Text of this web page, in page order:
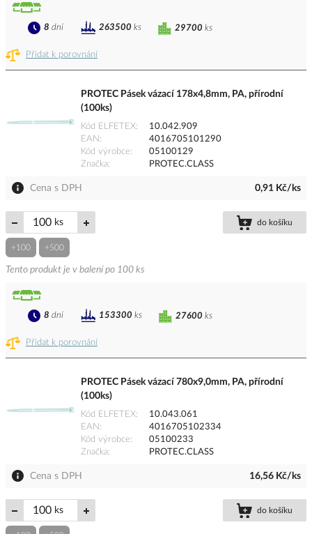
Přidat k porovnání
29700 ks
8 dní 263500 ks
PROTEC Pásek vázací 178x4,8mm, PA, přírodní
(100ks)
Kód ELFETEX
10.042.909
EAN
4016705101290
Kód výrobce
05100129
Značka
PROTEC.CLASS
Cena s DPH 0,91 Kč/ks
ks do košíku
+100 +500
Tento produkt je v balení po 100 ks
Přidat k porovnání
27600 ks
8 dní 153300 ks
PROTEC Pásek vázací 780x9,0mm, PA, přírodní
(100ks)
Kód ELFETEX
10.043.061
EAN
4016705102334
Kód výrobce
05100233
Značka
PROTEC.CLASS
Cena s DPH 16,56 Kč/ks
ks do košíku